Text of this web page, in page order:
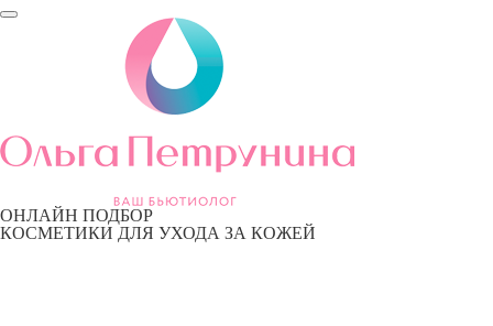
ОНЛАЙН ПОДБОР
КОСМЕТИКИ ДЛЯ УХОДА ЗА КОЖЕЙ